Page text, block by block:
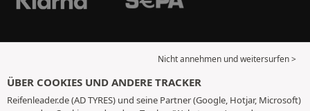
Nicht annehmen und weitersurfen >
ÜBER COOKIES UND ANDERE TRACKER
Reifenleader.de (AD TYRES) und seine Partner (Google, Hotjar, Microsoft)